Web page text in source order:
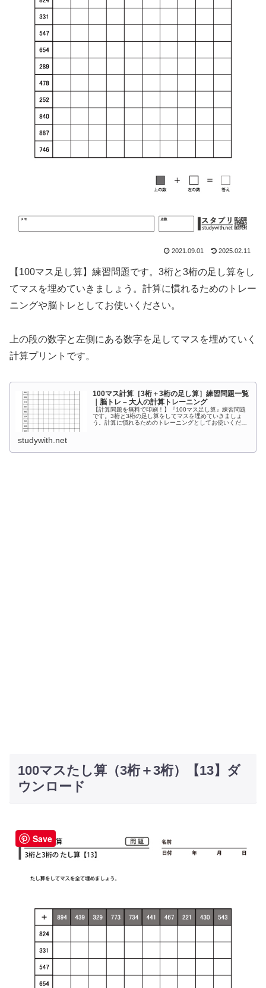
2021.09.01 2025.02.11
【100マス足し算】練習問題です。3桁と3桁の足し算をし
てマスを埋めていきましょう。計算に慣れるためのトレー
ニングや脳トレとしてお使いください。
上の段の数字と左側にある数字を足してマスを埋めていく
計算プリントです。
100マス計算［3桁＋3桁の足し算］練習問題一覧
｜脳トレ – 大人の計算トレーニング
【計算問題を無料で印刷！】『100マス足し算』練習問題
です。3桁と3桁の足し算をしてマスを埋めていきましょ
う。計算に慣れるためのトレーニングとしてお使いくださ
studywith.net
100マスたし算（3桁＋3桁）【13】ダ
ウンロード
Save